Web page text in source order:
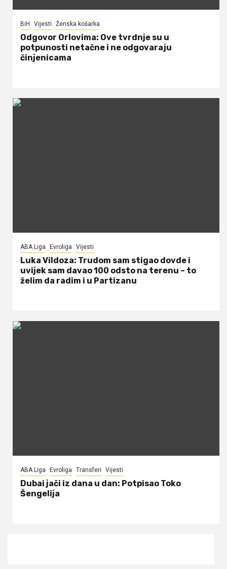
BiH Vijesti Ženska košarka
Odgovor Orlovima: ​Ove tvrdnje su u
potpunosti netačne i ne odgovaraju
činjenicama
ABA Liga Evroliga Vijesti
Luka Vildoza: Trudom sam stigao dovde i
uvijek sam davao 100 odsto na terenu – to
želim da radim i u Partizanu
ABA Liga Evroliga Transferi Vijesti
Dubai jači iz dana u dan: Potpisao Toko
Šengelija